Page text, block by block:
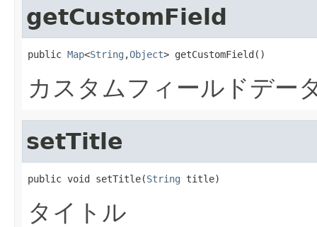
getCustomField
public Map<String ,Object> getCustomField()
カスタムフィールドデー
setTitle
public void setTitle(String title)
タイトル